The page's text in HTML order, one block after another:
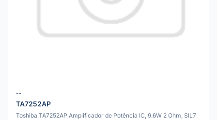
--
TA7252AP
Toshiba TA7252AP Amplificador de Potência IC, 9.6W 2 Ohm, SIL7